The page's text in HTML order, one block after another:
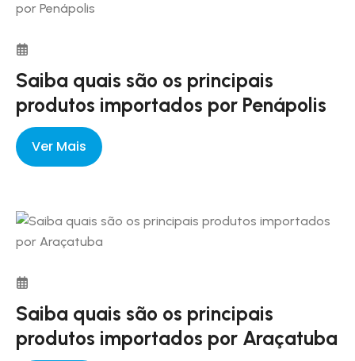
Saiba quais são os principais
produtos importados por Penápolis
Ver Mais
Saiba quais são os principais
produtos importados por Araçatuba